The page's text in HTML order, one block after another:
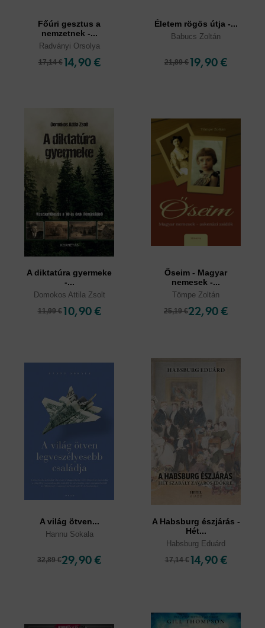
Főúri gesztus a
nemzetnek -...
Radványi Orsolya
17,14 € 14,90 €
Életem rögös útja -...
Babucs Zoltán
21,89 €19,90 €
A diktatúra gyermeke
-...
Domokos Attila Zsolt
11,99 € 10,90 €
Őseim - Magyar
nemesek -...
Tömpe Zoltán
25,19 €22,90 €
A világ ötven...
Hannu Sokala
32,89 €29,90 €
A Habsburg észjárás -
Hét...
Habsburg Eduárd
17,14 € 14,90 €